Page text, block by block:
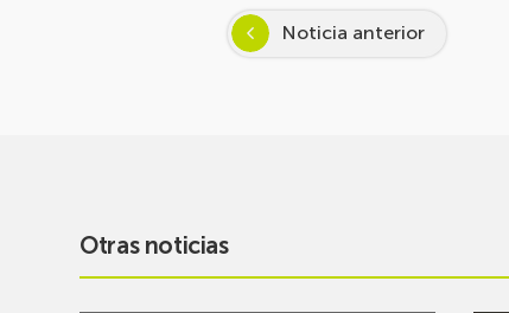
Noticia anterior
Otras noticias